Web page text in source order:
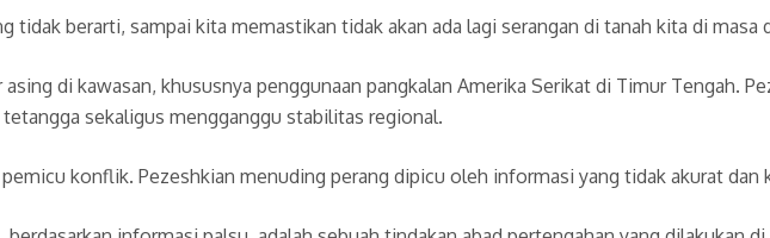
tidak berarti, sampai kita memastikan tidak akan ada lagi serangan di tanah kita di masa
di kawasan, khususnya penggunaan pangkalan Amerika Serikat di Timur Tengah.
sekaligus mengganggu stabilitas regional.
konflik. Pezeshkian menuding perang dipicu oleh informasi yang tidak akurat dan